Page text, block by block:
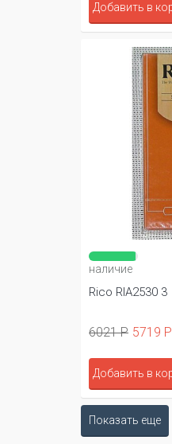
наличие
Rico RIA2530 3
6021 Р 5719 Р
Добавить в
Добавить в
Показать еще